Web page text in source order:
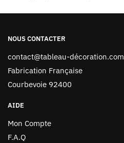
NOUS CONTACTER
contact@tableau-décoration.com
Fabrication Française
Courbevoie 92400
AIDE
Mon Compte
F.A.Q